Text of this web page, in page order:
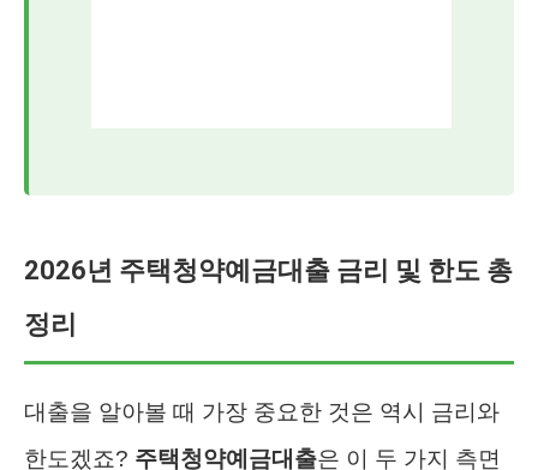
2026년 주택청약예금대출 금리 및 한도 총
정리
대출을 알아볼 때 가장 중요한 것은 역시 금리와
한도겠죠? 주택청약예금대출은 이 두 가지 측면